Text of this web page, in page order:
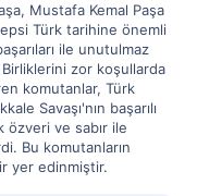
Mustafa Kemal Paşa
Türk tarihine önemli
ile unutulmaz
zor koşullarda
komutanlar, Türk
Savaşı'nın başarılı
özveri ve sabır ile
Bu komutanların
yer edinmiştir.